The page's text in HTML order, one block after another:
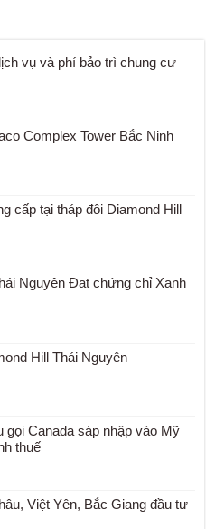
vụ và phí bảo trì chung cư
Complex Tower Bắc Ninh
cấp tại tháp đôi Diamond Hill
Nguyên Đạt chứng chỉ Xanh
Hill Thái Nguyên
gọi Canada sáp nhập vào Mỹ
thuế
Việt Yên, Bắc Giang đầu tư